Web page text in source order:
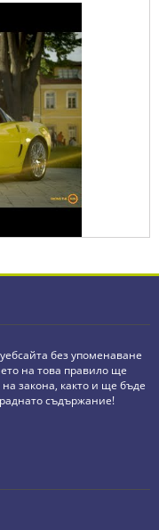
без упоменаване
на това правило ще
закона, както и ще бъде
съдържание!